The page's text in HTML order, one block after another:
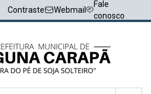
Contraste Webmail
Fale
conosco